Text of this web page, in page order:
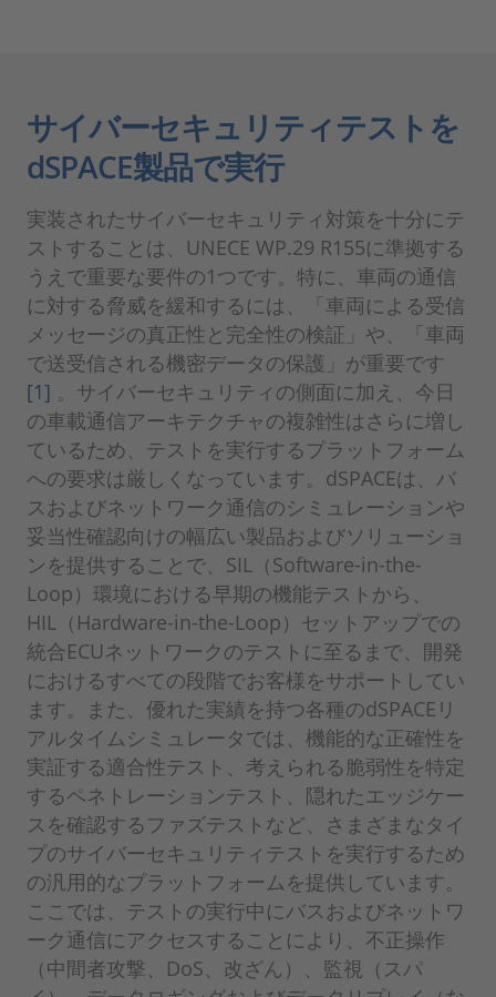
サイバーセキュリティテストを
dSPACE製品で実行
実装されたサイバーセキュリティ対策を十分にテ
ストすることは、UNECE WP.29 R155に準拠する
うえで重要な要件の1つです。特に、車両の通信
に対する脅威を緩和するには、「車両による受信
メッセージの真正性と完全性の検証」や、「車両
で送受信される機密データの保護」が重要です
[1] 。サイバーセキュリティの側面に加え、今日
の車載通信アーキテクチャの複雑性はさらに増し
ているため、テストを実行するプラットフォーム
への要求は厳しくなっています。dSPACEは、バ
スおよびネットワーク通信のシミュレーションや
妥当性確認向けの幅広い製品およびソリューショ
ンを提供することで、SIL（Software-in-the-
Loop）環境における早期の機能テストから、
HIL（Hardware-in-the-Loop）セットアップでの
統合ECUネットワークのテストに至るまで、開発
におけるすべての段階でお客様をサポートしてい
ます。また、優れた実績を持つ各種のdSPACEリ
アルタイムシミュレータでは、機能的な正確性を
実証する適合性テスト、考えられる脆弱性を特定
するペネトレーションテスト、隠れたエッジケー
スを確認するファズテストなど、さまざまなタイ
プのサイバーセキュリティテストを実行するため
の汎用的なプラットフォームを提供しています。
ここでは、テストの実行中にバスおよびネットワ
ーク通信にアクセスすることにより、不正操作
（中間者攻撃、DoS、改ざん）、監視（スパ